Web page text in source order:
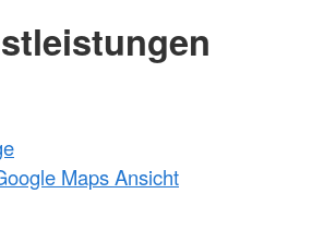
Maps Ansicht